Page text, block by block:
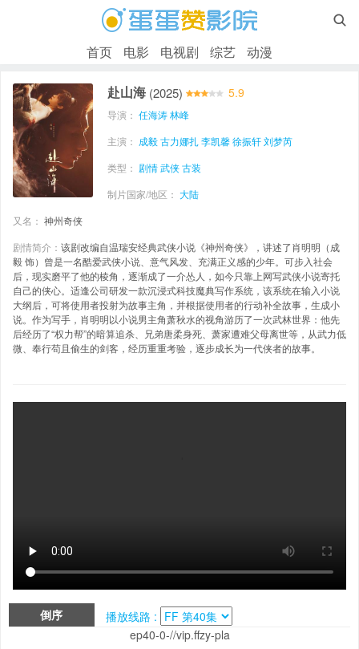

首页 电影 电视剧 综艺 动漫
赴山海 (2025) 5.9
导演： 任海涛林峰
主演： 成毅古力娜扎 李凯馨徐振轩刘梦芮
类型： 剧情武侠古装
制片国家/地区： 大陆
又名： 神州奇侠
剧情简介： 该剧改编自温瑞安经典武侠小说《神州奇侠》，讲述了肖明明（成
毅 饰）曾是一名酷爱武侠小说、意气风发、充满正义感的少年。可步入社会
后，现实磨平了他的棱角，逐渐成了一介怂人，如今只靠上网写武侠小说寄托
自己的侠心。适逢公司研发一款沉浸式科技魔典写作系统，该系统在输入小说
大纲后，可将使用者投射为故事主角，并根据使用者的行动补全故事，生成小
说。作为写手，肖明明以小说男主角萧秋水的视角游历了一次武林世界：他先
后经历了“权力帮”的暗算追杀、兄弟唐柔身死、萧家遭难父母离世等，从武力低
微、奉行苟且偷生的剑客，经历重重考验，逐步成长为一代侠者的故事。
倒序
播放线路 :
ep40-0-//vip.ffzy-pla